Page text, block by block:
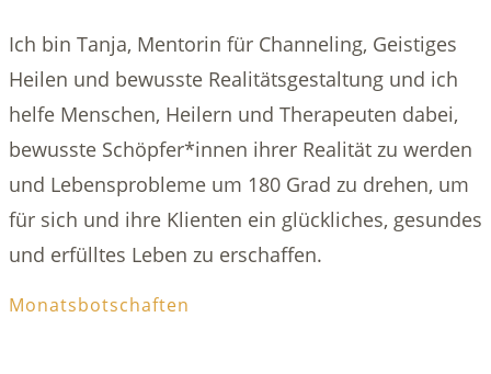
Ich bin Tanja, Mentorin für Channeling, Geistiges
Heilen und bewusste Realitätsgestaltung und ich
helfe Menschen, Heilern und Therapeuten dabei,
bewusste Schöpfer*innen ihrer Realität zu werden
und Lebensprobleme um 180 Grad zu drehen, um
für sich und ihre Klienten ein glückliches, gesundes
und erfülltes Leben zu erschaffen.
Monatsbotschaften